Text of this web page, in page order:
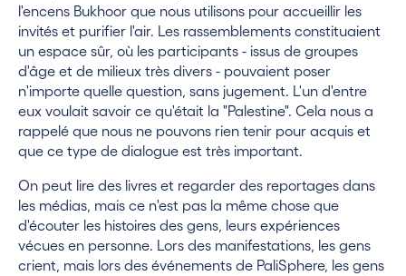
l'encens Bukhoor que nous utilisons pour accueillir les
invités et purifier l'air. Les rassemblements constituaient
un espace sûr, où les participants - issus de groupes
d'âge et de milieux très divers - pouvaient poser
n'importe quelle question, sans jugement. L'un d'entre
eux voulait savoir ce qu'était la "Palestine". Cela nous a
rappelé que nous ne pouvons rien tenir pour acquis et
que ce type de dialogue est très important.
On peut lire des livres et regarder des reportages dans
les médias, mais ce n'est pas la même chose que
d'écouter les histoires des gens, leurs expériences
vécues en personne. Lors des manifestations, les gens
crient, mais lors des événements de PaliSphere, les gens